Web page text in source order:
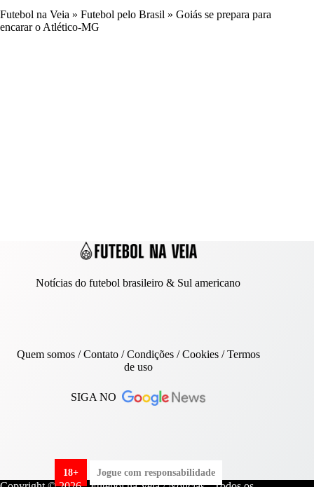
Futebol na Veia » Futebol pelo Brasil » Goiás se prepara para
encarar o Atlético-MG
Notícias do futebol brasileiro & Sul americano
Quem somos/Contato/ Condições /Cookies/Termos
de uso
SIGA NO
18+ Jogue com responsabilidade